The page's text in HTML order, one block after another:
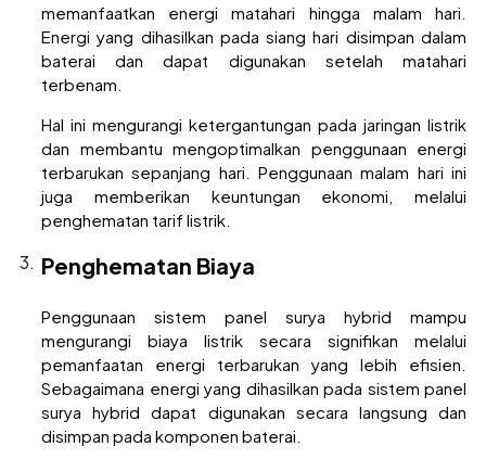
memanfaatkan energi matahari hingga malam hari.
Energi yang dihasilkan pada siang hari disimpan dalam
baterai dan dapat digunakan setelah matahari
terbenam.
Hal ini mengurangi ketergantungan pada jaringan listrik
dan membantu mengoptimalkan penggunaan energi
terbarukan sepanjang hari. Penggunaan malam hari ini
juga memberikan keuntungan ekonomi, melalui
penghematan tarif listrik.
Penghematan Biaya
Penggunaan sistem panel surya hybrid mampu
mengurangi biaya listrik secara signifikan melalui
pemanfaatan energi terbarukan yang lebih efisien.
Sebagaimana energi yang dihasilkan pada sistem panel
surya hybrid dapat digunakan secara langsung dan
disimpan pada komponen baterai.